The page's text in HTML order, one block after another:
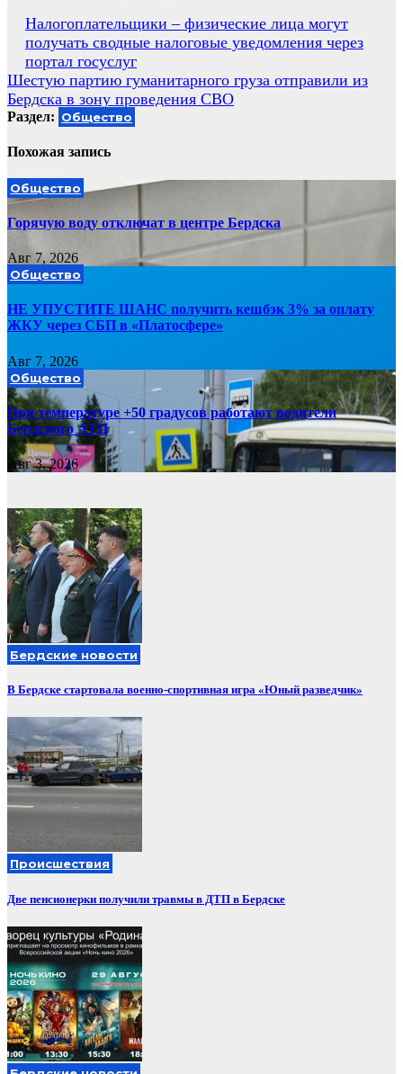
Навигация
по
записям
Налогоплательщики – физические лица могут
получать сводные налоговые уведомления через
портал госуслуг
Шестую партию гуманитарного груза отправили из
Бердска в зону проведения СВО
Раздел: Общество
Похожая запись
Общество
Горячую воду отключат в центре Бердска
Авг 7, 2026
Общество
НЕ УПУСТИТЕ ШАНС получить кешбэк 3% за оплату
ЖКУ через СБП в «Платосфере»
Авг 7, 2026
Общество
При температуре +50 градусов работают водители
Бердского АТП
Авг 3, 2026
Бердские новости
В Бердске стартовала военно-спортивная игра «Юный разведчик»
Происшествия
Две пенсионерки получили травмы в ДТП в Бердске